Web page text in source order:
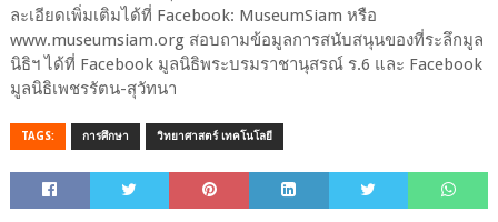
ละเอียดเพิ่มเติมได้ที่ Facebook: MuseumSiam หรือ
www.museumsiam.org สอบถามข้อมูลการสนับสนุนของที่ระลึกมูล
นิธิฯ ได้ที่ Facebook มูลนิธิพระบรมราชานุสรณ์ ร.6 และ Facebook
มูลนิธิเพชรรัตน-สุวัทนา
TAGS: การศึกษา วิทยาศาสตร์ เทคโนโลยี